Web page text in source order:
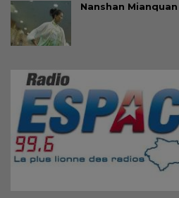
Nanshan